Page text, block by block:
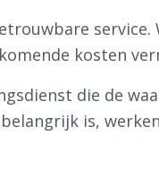
service.
kosten
die de
is,